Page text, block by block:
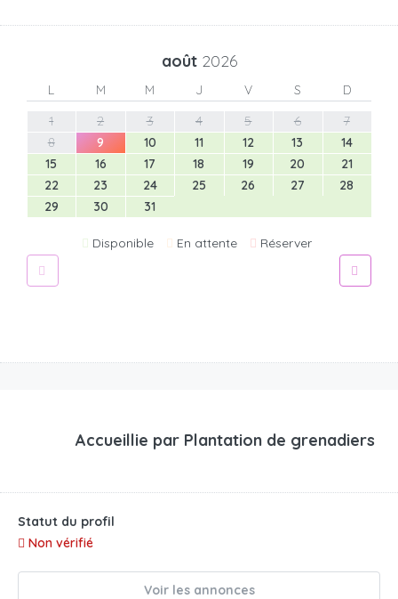
août 2026
L M M J V S
D
1
2 3 4 5 6
7
8
9 10 11 12 13
14
15
16 17 18 19 20
21
22
23 24 25 26 27
28
29
30 31
Disponible En attente Réserver
Accueillie par Plantation de grenadiers
Statut du profil
Non vérifié
Voir les annonces